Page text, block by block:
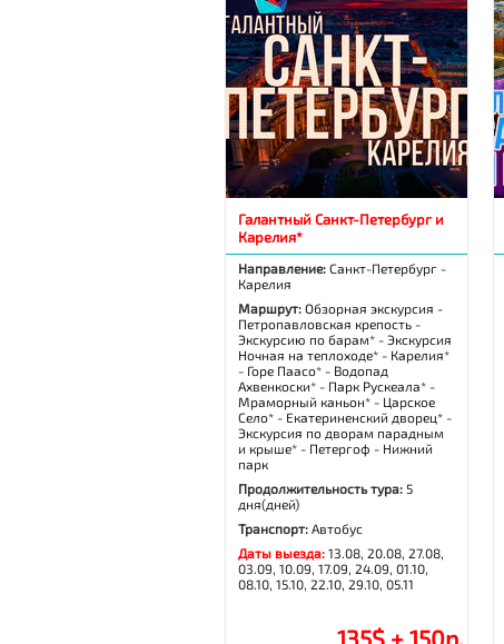
Галантный Санкт-Петербург и
Карелия*
Направление: Санкт-Петербург -
Карелия
Маршрут: Обзорная экскурсия -
Петропавловская крепость -
Экскурсию по барам* - Экскурсия
Ночная на теплоходе* - Карелия*
- Горе Паасо* - Водопад
Ахвенкоски* - Парк Рускеала* -
Мраморный каньон* - Царское
Село* - Екатериненский дворец* -
Экскурсия по дворам парадным
и крыше* - Петергоф - Нижний
парк
Продолжительность тура: 5
дня(дней)
Транспорт: Автобус
Даты выезда: 13.08, 20.08, 27.08,
03.09, 10.09, 17.09, 24.09, 01.10,
08.10, 15.10, 22.10, 29.10, 05.11
135$ + 150р.